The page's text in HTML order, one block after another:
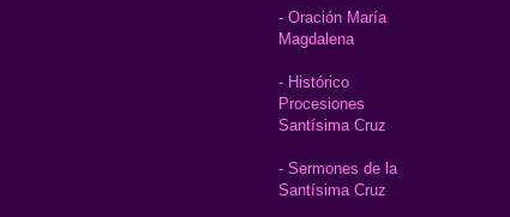
- Oración María
Magdalena
- Histórico
Procesiones
Santísima Cruz
- Sermones de la
Santísima Cruz